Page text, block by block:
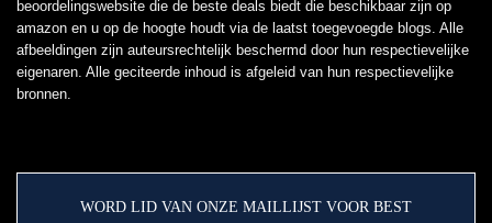
beoordelingswebsite die de beste deals biedt die beschikbaar zijn op
amazon en u op de hoogte houdt via de laatst toegevoegde blogs. Alle
afbeeldingen zijn auteursrechtelijk beschermd door hun respectievelijke
eigenaren. Alle geciteerde inhoud is afgeleid van hun respectievelijke
bronnen.
WORD LID VAN ONZE MAILLIJST VOOR BEST